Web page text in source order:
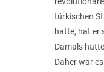
türkischen
hatte, hat er
Damals
Daher war